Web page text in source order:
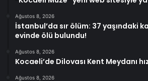
Ağustos 8, 2026
İstanbul’da sır ölüm: 37 yaşındaki
evinde ölü bulundu!
Ağustos 8, 2026
Kocaeli’de Dilovası Kent Meydanı
Ağustos 8, 2026